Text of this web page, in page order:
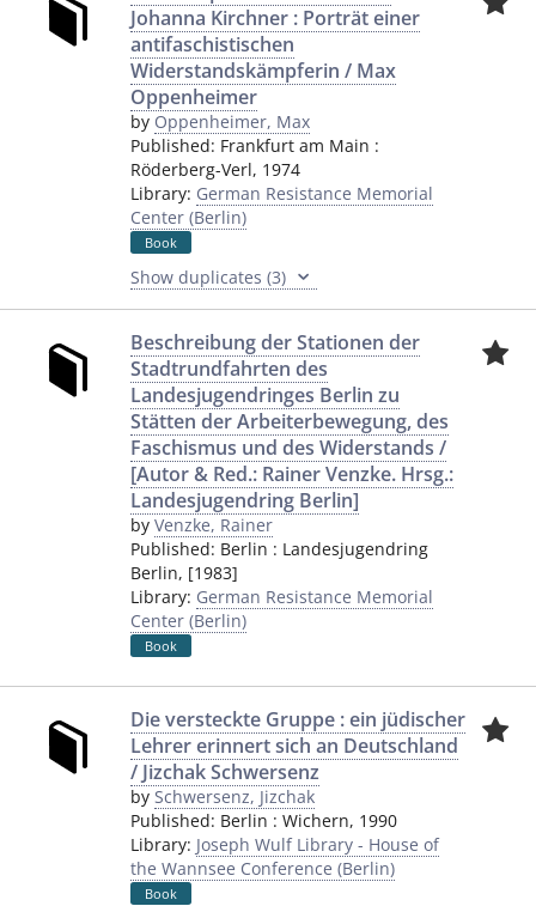
Johanna Kirchner : Porträt einer
antifaschistischen
Widerstandskämpferin / Max
Oppenheimer
by Oppenheimer, Max
Published: Frankfurt am Main :
Röderberg-Verl, 1974
Library: German Resistance Memorial
Center (Berlin)
Book
Show duplicates (3)
Beschreibung der Stationen der
Stadtrundfahrten des
Landesjugendringes Berlin zu
Stätten der Arbeiterbewegung, des
Faschismus und des Widerstands /
[Autor & Red.: Rainer Venzke. Hrsg.:
Landesjugendring Berlin]
by Venzke, Rainer
Published: Berlin : Landesjugendring
Berlin, [1983]
Library: German Resistance Memorial
Center (Berlin)
Book
Die versteckte Gruppe : ein jüdischer
Lehrer erinnert sich an Deutschland
/ Jizchak Schwersenz
by Schwersenz, Jizchak
Published: Berlin : Wichern, 1990
Library: Joseph Wulf Library - House of
the Wannsee Conference (Berlin)
Book